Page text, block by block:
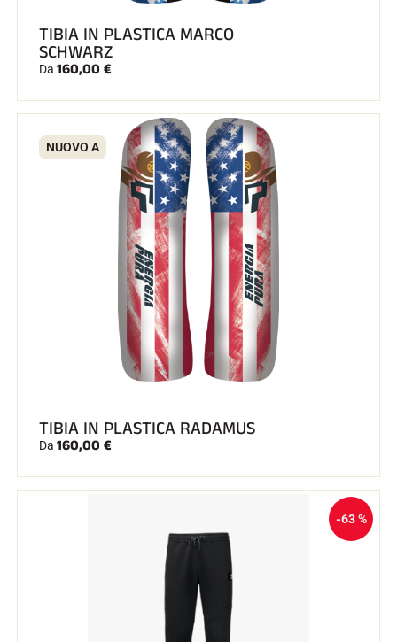
TIBIA IN PLASTICA MARCO
SCHWARZ
Da 160,00 €
NUOVO A
TIBIA IN PLASTICA RADAMUS
Da 160,00 €
-63 %